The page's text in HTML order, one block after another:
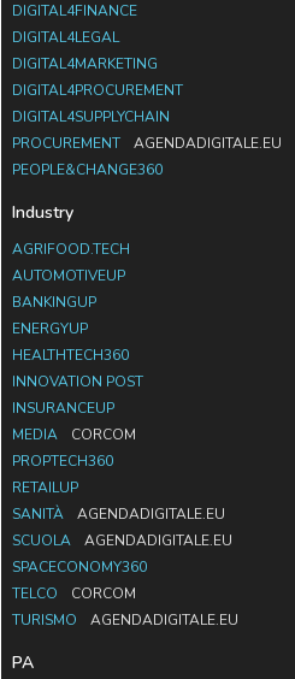
DIGITAL4FINANCE
DIGITAL4LEGAL
DIGITAL4MARKETING
DIGITAL4PROCUREMENT
DIGITAL4SUPPLYCHAIN
PROCUREMENT
AGENDADIGITALE.EU
PEOPLE&CHANGE360
Industry
AGRIFOOD.TECH
AUTOMOTIVEUP
BANKINGUP
ENERGYUP
HEALTHTECH360
INNOVATION POST
INSURANCEUP
MEDIA
CORCOM
PROPTECH360
RETAILUP
SANITÀ
AGENDADIGITALE.EU
SCUOLA
AGENDADIGITALE.EU
SPACECONOMY360
TELCO
CORCOM
TURISMO
AGENDADIGITALE.EU
PA